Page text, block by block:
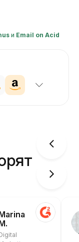
и Email on Acid